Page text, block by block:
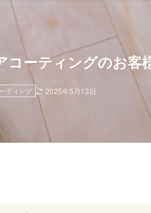
コーティングのお客
ティング 2025年5月13日